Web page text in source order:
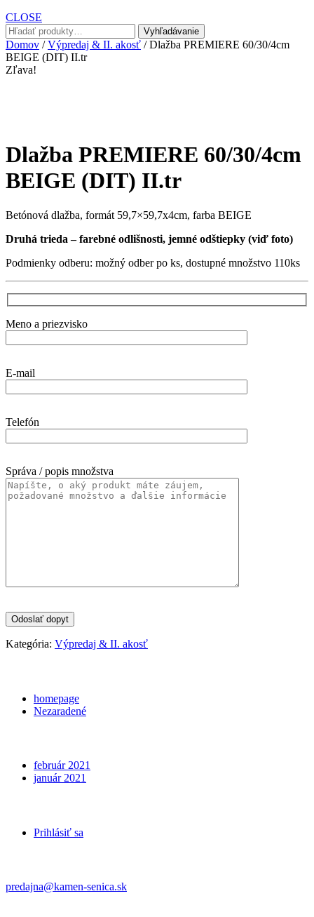
CLOSE
Hľadať:
Vyhľadávanie
Domov /Výpredaj & II. akosť / Dlažba PREMIERE 60/30/4cm
BEIGE (DIT) II.tr
Zľava!
Dlažba PREMIERE 60/30/4cm
BEIGE (DIT) II.tr
Betónová dlažba, formát 59,7×59,7x4cm, farba BEIGE
Druhá trieda – farebné odlišnosti, jemné odštiepky (viď foto)
Podmienky odberu: možný odber po ks, dostupné množstvo 110ks
Meno a priezvisko
E-mail
Telefón
Správa / popis množstva
Kategória: Výpredaj & II. akosť
homepage
Nezaradené
február 2021
január 2021
Prihlásiť sa
predajna@kamen-senica.sk